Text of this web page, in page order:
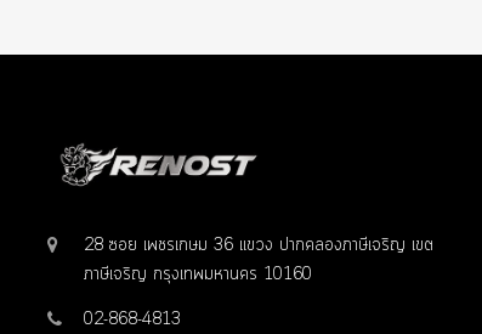
28 ซอย เพชรเกษม 36 แขวง ปากคลองภาษีเจริญ เขต
ภาษีเจริญ กรุงเทพมหานคร 10160
02-868-4813